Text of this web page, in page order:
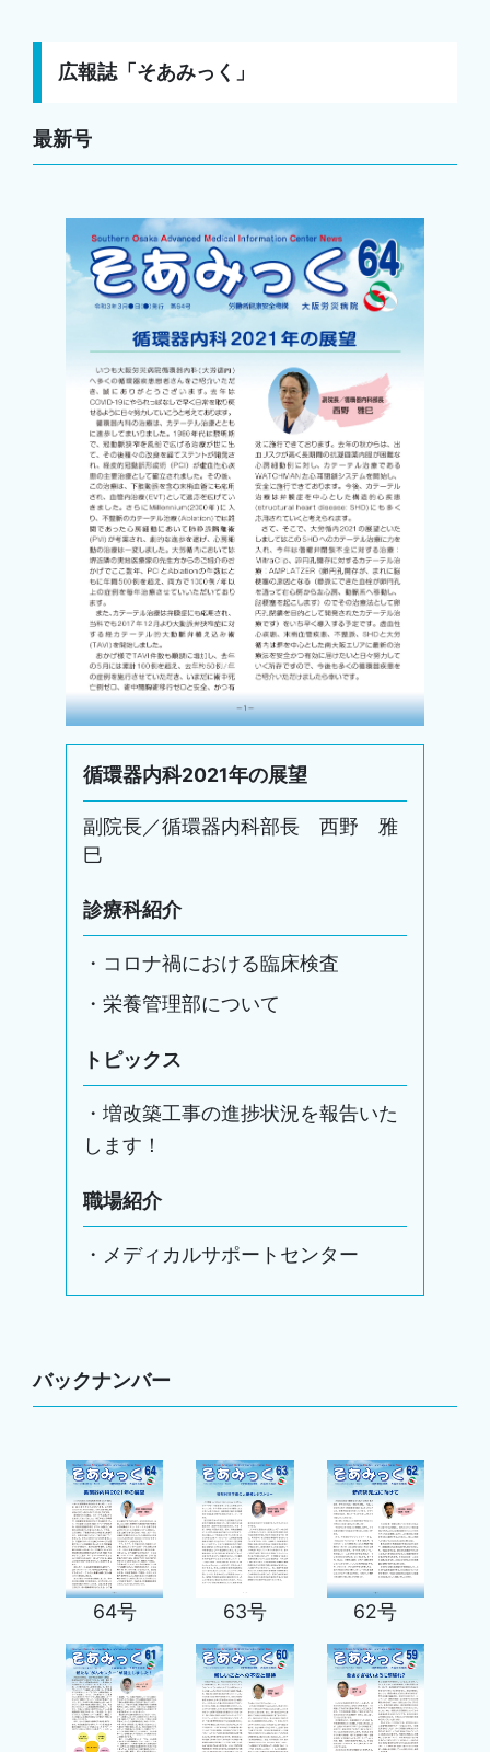
広報誌「そあみっく」
最新号
循環器内科2021年の展望
副院長／循環器内科部長 西野 雅
巳
診療科紹介
・コロナ禍における臨床検査
・栄養管理部について
トピックス
・増改築工事の進捗状況を報告いた
します！
職場紹介
・メディカルサポートセンター
バックナンバー
64号 63号 62号